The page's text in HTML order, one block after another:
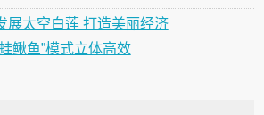
展太空白莲 打造美丽经济
鳅鱼”模式立体高效